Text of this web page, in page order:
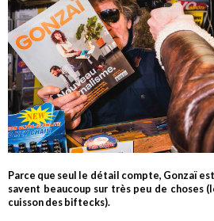
Parce que seul le détail compte, Gonzaï
savent beaucoup sur très peu de choses
cuisson des biftecks).